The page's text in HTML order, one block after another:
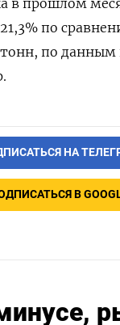
по
‌по данным
НА
В